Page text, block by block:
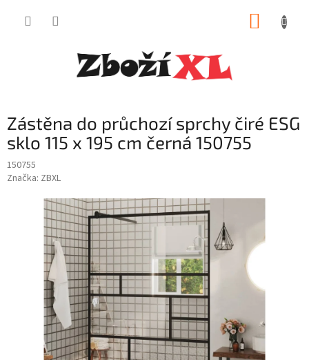
Zástěna do průchozí sprchy čiré ESG
sklo 115 x 195 cm černá 150755
150755
Značka: ZBXL